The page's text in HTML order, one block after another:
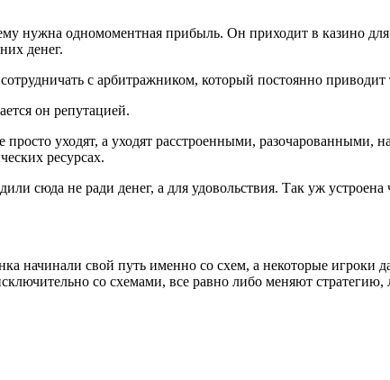
нужна одномоментная прибыль. Он приходит в казино
денег.
с арбитражником, который постоянно приводит
он репутацией.
уходят, а уходят расстроенными, разочарованными,
ресурсах.
сюда не ради денег, а для удовольствия. Так уж устроена
свой путь именно со схем, а некоторые игроки
со схемами, все равно либо меняют стратегию,